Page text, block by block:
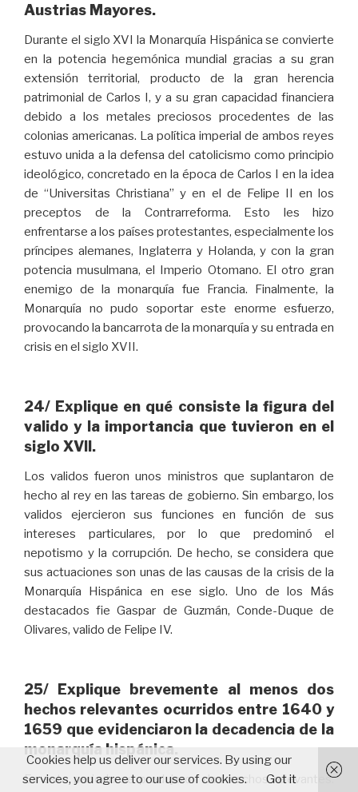
Austrias Mayores.
Durante el siglo XVI la Monarquía Hispánica se convierte
en la potencia hegemónica mundial gracias a su gran
extensión territorial, producto de la gran herencia
patrimonial de Carlos I, y a su gran capacidad financiera
debido a los metales preciosos procedentes de las
colonias americanas. La política imperial de ambos reyes
estuvo unida a la defensa del catolicismo como principio
ideológico, concretado en la época de Carlos I en la idea
de “Universitas Christiana” y en el de Felipe II en los
preceptos de la Contrarreforma. Esto les hizo
enfrentarse a los países protestantes, especialmente los
príncipes alemanes, Inglaterra y Holanda, y con la gran
potencia musulmana, el Imperio Otomano. El otro gran
enemigo de la monarquía fue Francia. Finalmente, la
Monarquía no pudo soportar este enorme esfuerzo,
provocando la bancarrota de la monarquía y su entrada en
crisis en el siglo XVII.
24/ Explique en qué consiste la figura del
valido y la importancia que tuvieron en el
siglo XVII.
Los validos fueron unos ministros que suplantaron de
hecho al rey en las tareas de gobierno. Sin embargo, los
validos ejercieron sus funciones en función de sus
intereses particulares, por lo que predominó el
nepotismo y la corrupción. De hecho, se considera que
sus actuaciones son unas de las causas de la crisis de la
Monarquía Hispánica en ese siglo. Uno de los Más
destacados fie Gaspar de Guzmán, Conde-Duque de
Olivares, valido de Felipe IV.
25/ Explique brevemente al menos dos
hechos relevantes ocurridos entre 1640 y
1659 que evidenciaron la decadencia de la
monarquía hispánica.
En este periodo se produjeron dos hechos relevantes:
Cookies help us deliver our services. By using our
services, you agree to our use of cookies.
Got it